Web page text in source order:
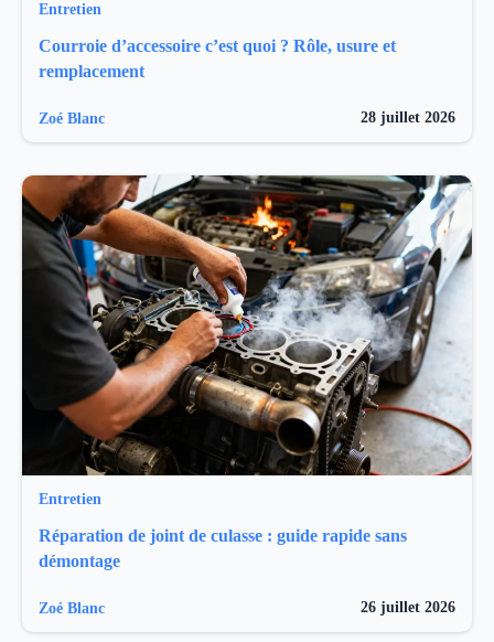
Entretien
Courroie d’accessoire c’est quoi ? Rôle, usure et
remplacement
Zoé Blanc 28 juillet 2026
Entretien
Réparation de joint de culasse : guide rapide sans
démontage
Zoé Blanc 26 juillet 2026